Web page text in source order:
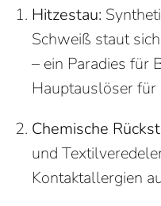
Hitzestau:
Schweiß staut
– ein Paradies für
Hauptauslöser
Chemische
und
Kontaktallergien